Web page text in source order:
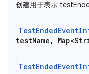
创建用于表示
TestEndedEvent
testName ,
TestEndedEvent